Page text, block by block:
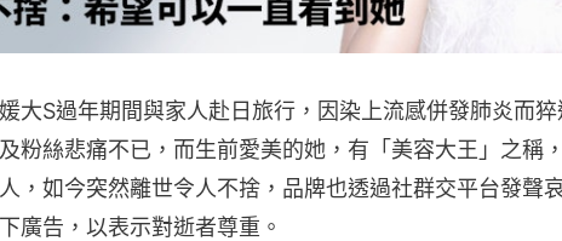
大S過年期間與家人赴日旅行，因染上流感併發肺炎而
粉絲悲痛不已，而生前愛美的她，有「美容大王」之稱
，如今突然離世令人不捨，品牌也透過社群交平台發聲
廣告，以表示對逝者尊重。